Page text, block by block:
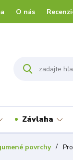
O nás
Závlaha
povrchy